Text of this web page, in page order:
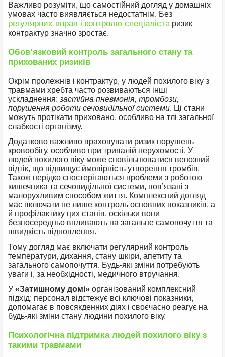
Важливо розуміти, що самостійний догляд у домашніх
умовах часто виявляється недостатнім. Без
регулярних вправ і контролю спеціаліста ризик
контрактур значно зростає.
Обов’язковий контроль загального стану та
прихованих ризиків
Окрім пролежнів і контрактур, у людей похилого віку з
травмами хребта часто розвиваються інші
ускладнення:застійна пневмонія, тромбози,
порушення роботи сечовидільної системи. Ці стани
можуть протікати приховано, особливо на тлі загальної
слабкості організму.
Додатково важливо враховувати ризик порушень
кровообігу, особливо при тривалій нерухомості. У
людей похилого віку може сповільнюватися венозний
відтік, що підвищує ймовірність утворення тромбів.
Також нерідко спостерігаються проблеми з роботою
кишечника та сечовидільної системи, пов’язані з
малорухливим способом життя. Комплексний догляд
має включати не лише контроль основних показників, а
й профілактику цих станів, оскільки вони
безпосередньо впливають на загальне самопочуття та
швидкість відновлення.
Тому догляд має включати регулярний контроль
температури, дихання, стану шкіри, апетиту та
загального самопочуття. Будь-які зміни потребують
уваги і, за необхідності, медичного втручання.
У«Затишному домі» організований комплексний
підхід: персонал відстежує всі ключові показники,
допомагає в повсякденних діях і своєчасно реагує на
будь-які зміни стану людини похилого віку.
Психологічна підтримка людей похилого віку з
такими травмами